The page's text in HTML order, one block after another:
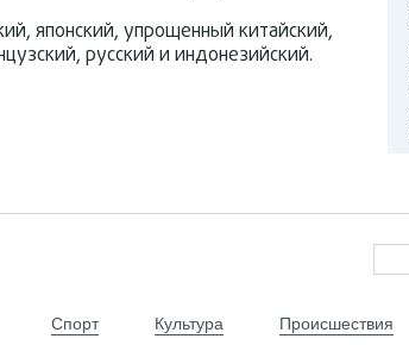
японский, упрощенный китайский,
русский и индонезийский.
Спорт Культура Происшествия